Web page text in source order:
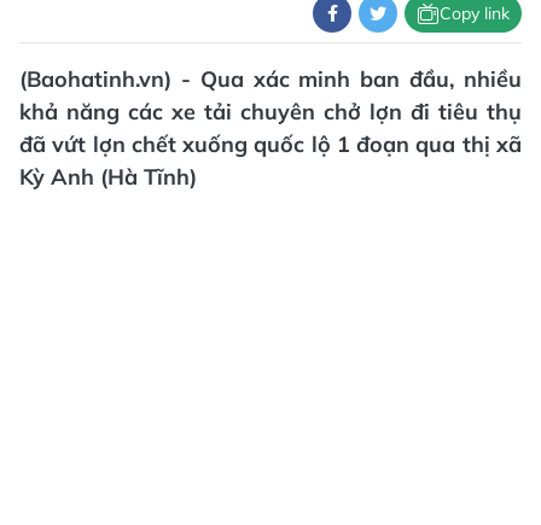
Copy link
(Baohatinh.vn) - Qua xác minh ban đầu, nhiều
khả năng các xe tải chuyên chở lợn đi tiêu thụ
đã vứt lợn chết xuống quốc lộ 1 đoạn qua thị xã
Kỳ Anh (Hà Tĩnh)